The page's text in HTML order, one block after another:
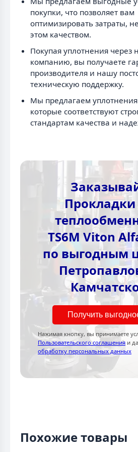
покупки, что позволяет вам
оптимизировать затраты,
этом качеством.
Покупая уплотнения через
компанию, вы получаете
производителя и нашу
техническую поддержку.
Мы предлагаем
которые соответствуют
стандартам качества и
Прокладки
TS6M Viton
по выгодным
Получить
Нажимая кнопку, вы принимаете
Пользовательского соглашения и
обработку персональных данных
Похожие товары